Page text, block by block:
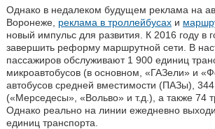
Однако в недалеком будущем реклама на
Воронеже, реклама в троллейбусахи
новый импульс для развития. К 2016 году в
завершить реформу маршрутной сети. В
пассажиров обслуживают 1 900 единиц
микроавтобусов (в основном, «ГАЗели» и
автобусов средней вместимости (ПАЗы),
(«Мерседесы», «Вольво» и т.д.), а также 74
Однако реально на линии ежедневно
единиц транспорта.